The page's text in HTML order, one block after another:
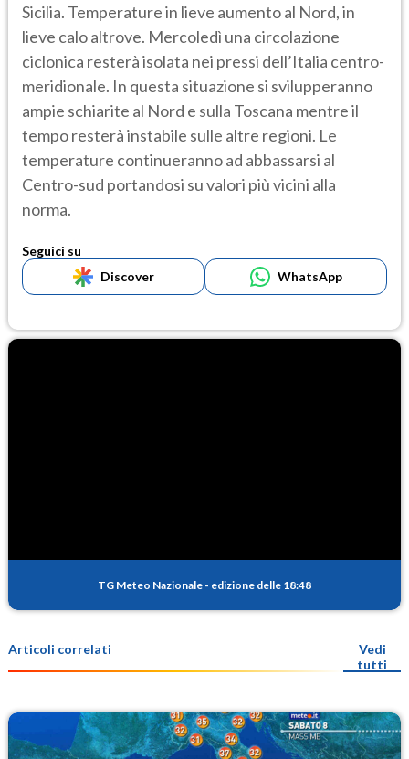
Sicilia. Temperature in lieve aumento al Nord, in
lieve calo altrove. Mercoledì una circolazione
ciclonica resterà isolata nei pressi dell’Italia centro-
meridionale. In questa situazione si svilupperanno
ampie schiarite al Nord e sulla Toscana mentre il
tempo resterà instabile sulle altre regioni. Le
temperature continueranno ad abbassarsi al
Centro-sud portandosi su valori più vicini alla
norma.
Seguici su
Discover
WhatsApp
TG Meteo Nazionale - edizione delle 18:48
Articoli correlati
Vedi
tutti